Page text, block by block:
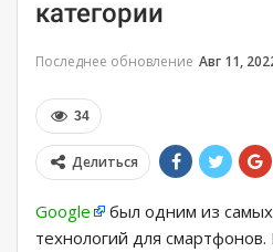
категории
Последнее обновление Авг 11,
34
Делиться
Google
был одним из
технологий для смартфонов.